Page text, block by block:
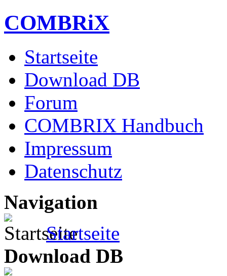
COMBRiX
Startseite
Download DB
Forum
COMBRIX Handbuch
Impressum
Datenschutz
Navigation
Startseite
Download DB